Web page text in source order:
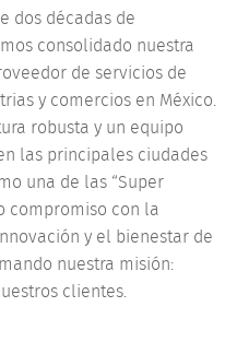
dos décadas de
consolidado nuestra
de servicios de
y comercios en México.
robusta y un equipo
las principales ciudades
una de las “Super
compromiso con la
y el bienestar de
nuestra misión:
clientes.